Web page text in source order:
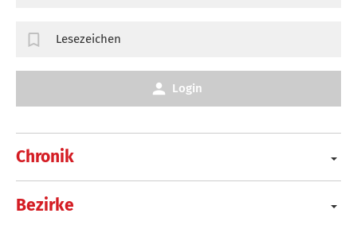
Chronik
Bezirke
Lesezeichen
Login